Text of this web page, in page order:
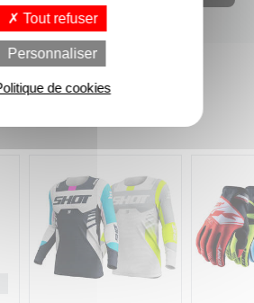
Tout refuser
Personnaliser
de cookies